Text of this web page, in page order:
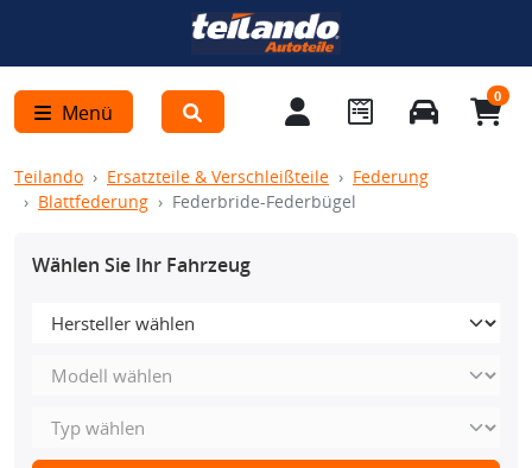
Menü
0
Teilando Ersatzteile & Verschleißteile
Federung
Blattfederung
Federbride-Federbügel
Wählen Sie Ihr Fahrzeug